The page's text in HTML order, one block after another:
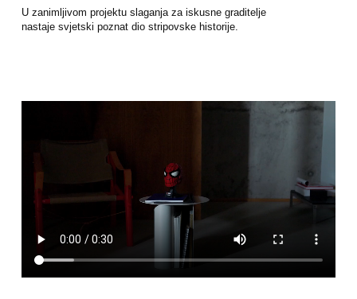
U zanimljivom projektu slaganja za iskusne graditelje
nastaje svjetski poznat dio stripovske historije.